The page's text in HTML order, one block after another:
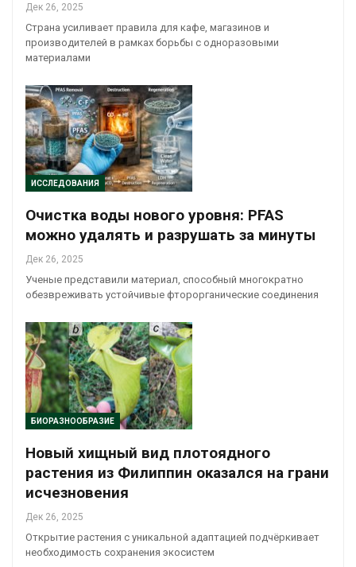
Дек 26, 2025
Страна усиливает правила для кафе, магазинов и
производителей в рамках борьбы с одноразовыми
материалами
ИССЛЕДОВАНИЯ
Очистка воды нового уровня: PFAS
можно удалять и разрушать за минуты
Дек 26, 2025
Ученые представили материал, способный многократно
обезвреживать устойчивые фторорганические соединения
БИОРАЗНООБРАЗИЕ
Новый хищный вид плотоядного
растения из Филиппин оказался на грани
исчезновения
Дек 26, 2025
Открытие растения с уникальной адаптацией подчёркивает
необходимость сохранения экосистем